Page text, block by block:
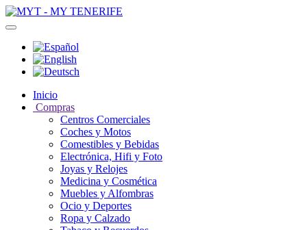
Inicio
Compras
Centros Comerciales
Coches y Motos
Comestibles y Bebidas
Electrónica, Hifi y Foto
Joyas y Relojes
Medicina y Cosmética
Muebles y Alfombras
Ocio y Deportes
Ropa y Calzado